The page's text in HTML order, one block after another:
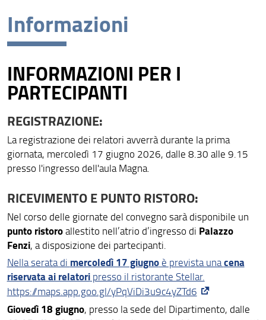
Informazioni
INFORMAZIONI PER I
PARTECIPANTI
REGISTRAZIONE:
La registrazione dei relatori avverrà durante la prima
giornata, mercoledì 17 giugno 2026, dalle 8.30 alle 9.15
presso l'ingresso dell'aula Magna.
RICEVIMENTO E PUNTO RISTORO:
Nel corso delle giornate del convegno sarà disponibile un
punto ristoroallestito nell’atrio d’ingresso di Palazzo
Fenzi, a disposizione dei partecipanti.
Nella serata di mercoledì 17 giugnoè prevista unacena
riservata ai relatoripresso il ristorante Stellar.
https://maps.app.goo.gl/yPqViDi3u9c4yZTd6
Giovedì 18 giugno, presso la sede del Dipartimento, dalle
EVOA FIRENZE 2026
Informazioni
Contatti
Gallery